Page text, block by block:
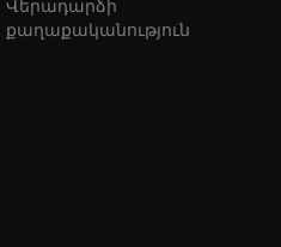
Վերադարձի
քաղաքականություն